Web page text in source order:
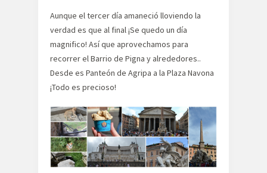
Aunque el tercer día amaneció lloviendo la
verdad es que al final ¡Se quedo un día
magnifico! Así que aprovechamos para
recorrer el Barrio de Pigna y alrededores..
Desde es Panteón de Agripa a la Plaza Navona
¡Todo es precioso!